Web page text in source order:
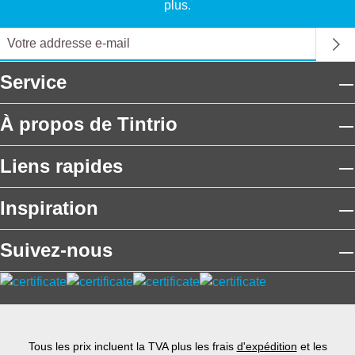
plus.
Service
À propos de Tintrio
Liens rapides
Inspiration
Suivez-nous
Tous les prix incluent la TVA plus les frais d'expédition et les